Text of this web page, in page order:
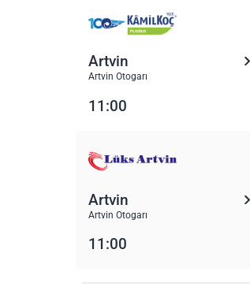
Artvin
Artvin Otogarı
11:00
Artvin
Artvin Otogarı
11:00